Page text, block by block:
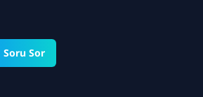
Soru Sor